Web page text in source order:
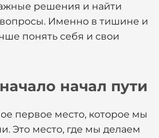
решения и найти
Именно в тишине и
понять себя и свои
начал пути
первое место, которое мы
Это место, где мы делаем